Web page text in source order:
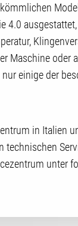
Maschine
einige der
in Italien
unter